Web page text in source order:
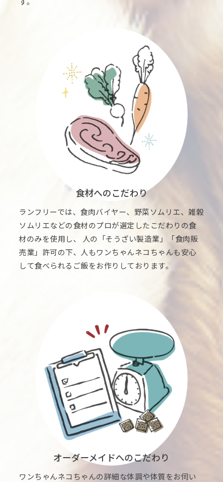
食材へのこだわり
ランフリーでは、食肉バイヤー、野菜ソムリエ、雑穀
ソムリエなどの食材のプロが選定したこだわりの食
材のみを使用し、 人の「そうざい製造業」「食肉販
売業」許可の下、人もワンちゃんネコちゃんも安心
して食べられるご飯をお作りしております。
オーダーメイドへのこだわり
ワンちゃんネコちゃんの詳細な体調や体質をお伺い